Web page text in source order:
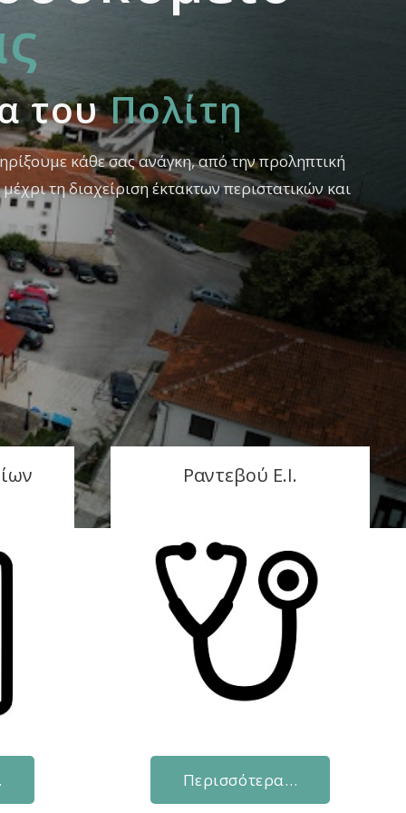
τουΠολίτη
κάθε σας ανάγκη, από την προληπτική
μέχρι τη διαχείριση έκτακτων περιστατικών και
Ραντεβού Ε.Ι.
Περισσότερα…